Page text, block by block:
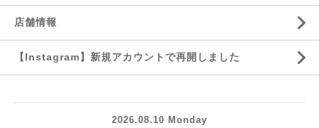
店舗情報
【Instagram】新規アカウントで再開しました
2026.08.10 Monday